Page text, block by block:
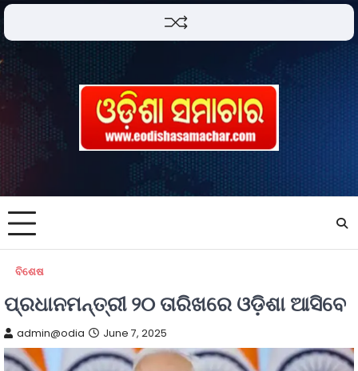
ବିଶେଷ
ପ୍ରଧାନମନ୍ତ୍ରୀ ୨୦ ତାରିଖରେ ଓଡ଼ିଶା ଆସିବେ
admin@odia June 7, 2025